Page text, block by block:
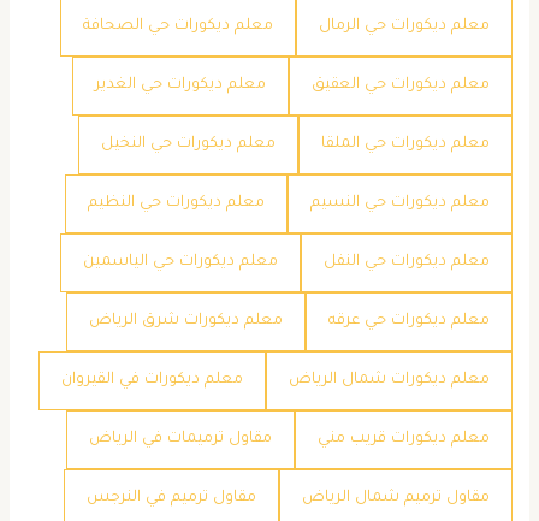
معلم ديكورات حي الرمال معلم ديكورات حي الصحافة
معلم ديكورات حي العقيق معلم ديكورات حي الغدير
معلم ديكورات حي الملقا معلم ديكورات حي النخيل
معلم ديكورات حي النسيم معلم ديكورات حي النظيم
معلم ديكورات حي النفل معلم ديكورات حي الياسمين
معلم ديكورات حي عرقه معلم ديكورات شرق الرياض
معلم ديكورات شمال الرياض معلم ديكورات في القيروان
معلم ديكورات قريب مني مقاول ترميمات في الرياض
مقاول ترميم شمال الرياض مقاول ترميم في النرجس